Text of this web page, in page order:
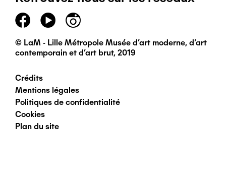
page
principal
© LaM - Lille Métropole Musée d'art moderne, d'art
contemporain et d'art brut, 2019
Pied
de
page
Crédits
Mentions légales
Politiques de confidentialité
Cookies
Plan du site